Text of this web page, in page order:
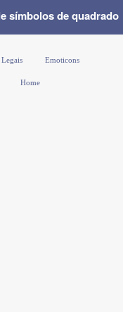
símbolos de quadrado
Emoticons
Home